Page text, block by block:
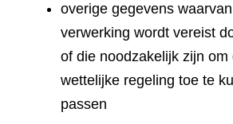
overige gegevens
verwerking wordt vereist
of die noodzakelijk zijn om
wettelijke regeling toe te
passen